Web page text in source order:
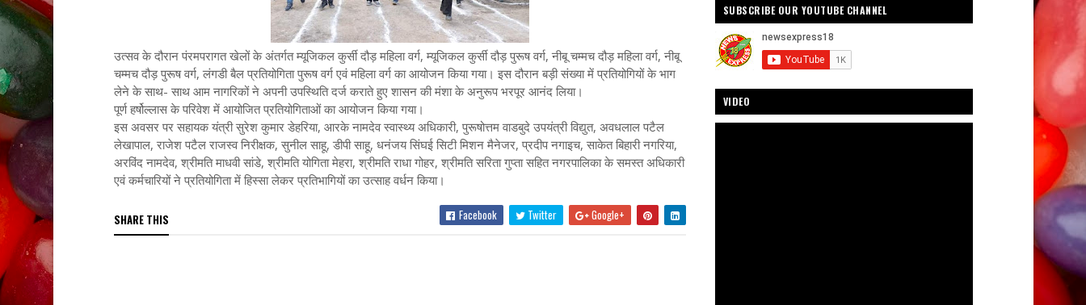
उत्सव के दौरान पंरमपरागत खेलों के अंतर्गत म्यूजिकल कुर्सी दौड़ महिला वर्ग, म्यूजिकल कुर्सी दौड़ पुरूष वर्ग, नीबू चम्मच दौड़ महिला वर्ग, नीबू
चम्मच दौड़ पुरूष वर्ग, लंगडी बैल प्रतियोगिता पुरूष वर्ग एवं महिला वर्ग का आयोजन किया गया। इस दौरान बड़ी संख्या में प्रतियोगियों के भाग
लेने के साथ- साथ आम नागरिकों ने अपनी उपस्थिति दर्ज कराते हुए शासन की मंशा के अनुरूप भरपूर आनंद लिया।
पूर्ण हर्षोल्लास के परिवेश में आयोजित प्रतियोगिताओं का आयोजन किया गया।
इस अवसर पर सहायक यंत्री सुरेश कुमार डेहरिया, आरके नामदेव स्वास्थ्य अधिकारी, पुरूषोत्तम वाडबुदे उपयंत्री विद्युत, अवधलाल पटैल
लेखापाल, राजेश पटैल राजस्व निरीक्षक, सुनील साहू, डीपी साहू, धनंजय सिंघई सिटी मिशन मैनेजर, प्रदीप नगाइच, साकेत बिहारी नगरिया,
अरविंद नामदेव, श्रीमति माधवी सांडे, श्रीमति योगिता मेहरा, श्रीमति राधा गोहर, श्रीमति सरिता गुप्ता सहित नगरपालिका के समस्त अधिकारी
एवं कर्मचारियों ने प्रतियोगिता में हिस्सा लेकर प्रतिभागियों का उत्साह वर्धन किया।
SHARE THIS Facebook Twitter Google+
SUBSCRIBE OUR YOUTUBE CHANNEL
VIDEO